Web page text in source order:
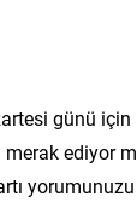
günü
ediyor